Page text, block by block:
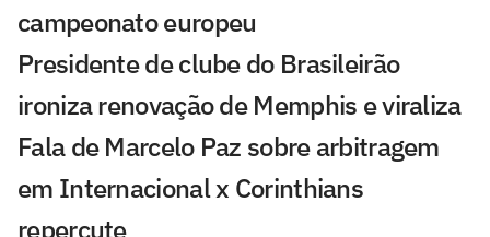
campeonato europeu
Presidente de clube do Brasileirão
ironiza renovação de Memphis e viraliza
Fala de Marcelo Paz sobre arbitragem
em Internacional x Corinthians
repercute